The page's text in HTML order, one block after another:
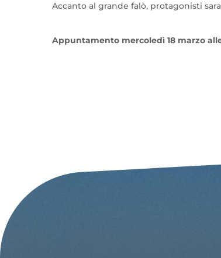
Accanto al grande falò, protagonisti
Appuntamento mercoledì 18 marzo